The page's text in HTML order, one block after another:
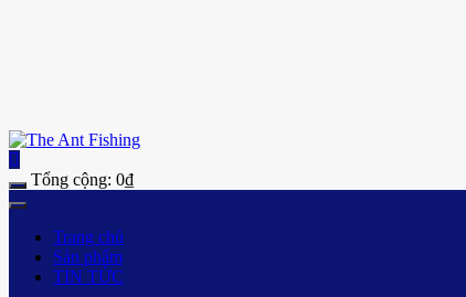
Tổng cộng: 0₫
Trang chủ
Sản phẩm
TIN TỨC